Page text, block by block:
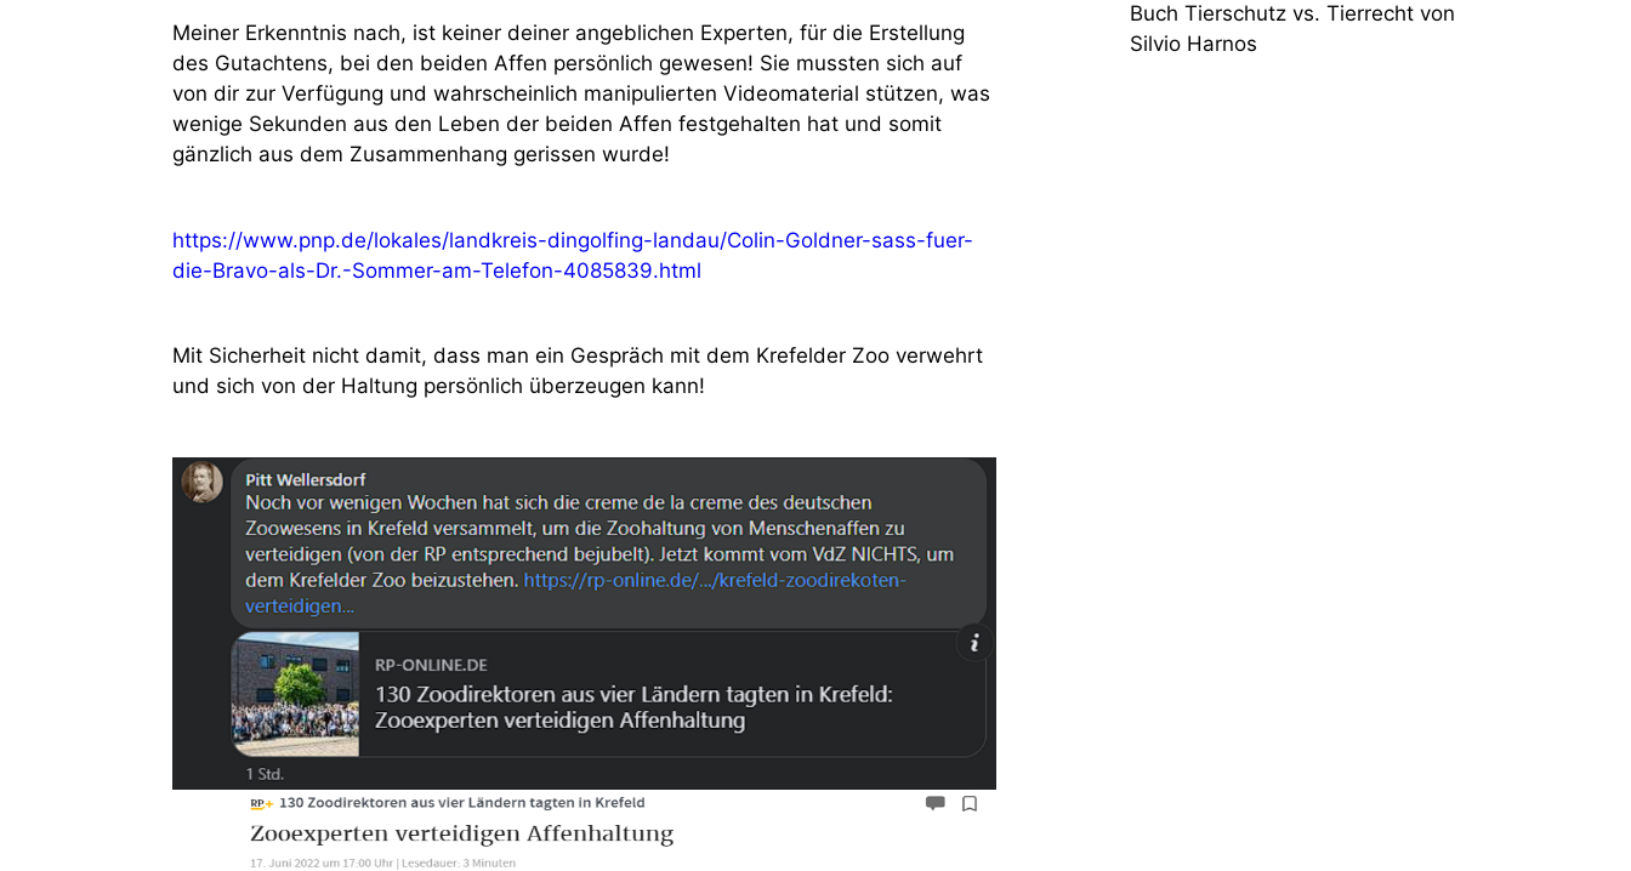
Meiner Erkenntnis nach, ist keiner deiner angeblichen Experten, für die Erstellung
des Gutachtens, bei den beiden Affen persönlich gewesen! Sie mussten sich auf
von dir zur Verfügung und wahrscheinlich manipulierten Videomaterial stützen, was
wenige Sekunden aus den Leben der beiden Affen festgehalten hat und somit
gänzlich aus dem Zusammenhang gerissen wurde!
https://www.pnp.de/lokales/landkreis-dingolfing-landau/Colin-Goldner-sass-fuer-
die-Bravo-als-Dr.-Sommer-am-Telefon-4085839.html
Mit Sicherheit nicht damit, dass man ein Gespräch mit dem Krefelder Zoo verwehrt
und sich von der Haltung persönlich überzeugen kann!
Buch Tierschutz vs. Tierrecht von
Silvio Harnos